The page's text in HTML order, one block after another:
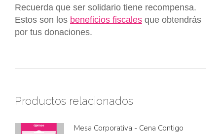
Recuerda que ser solidario tiene recompensa.
Estos son los beneficios fiscales que obtendrás
por tus donaciones.
Productos relacionados
Mesa Corporativa - Cena Contigo